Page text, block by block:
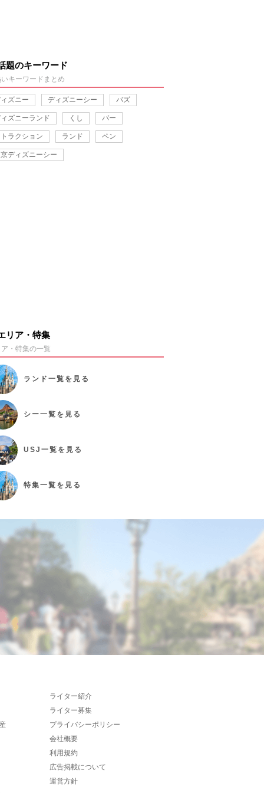
題のキーワード
キーワードまとめ
ズニー ディズニーシー バズ
ズニーランド くし バー
ラクション ランド ペン
ディズニーシー
リア・特集
・特集の一覧
ランド 一覧を見る
シー一覧を見る
USJ 一覧を見る
特集一覧を見る
ライター紹介
ライター募集
プライバシーポリシー
会社概要
利用規約
広告掲載について
運営方針